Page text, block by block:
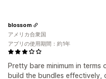
Pretty bare minimum in
build the bundles effectively,
blossom
アメリカ合衆国
アプリの使用期間：約1年